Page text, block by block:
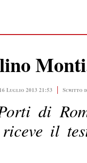
Luglio 2013 21:53 Scritto
di
il